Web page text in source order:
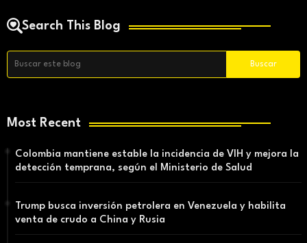
Search This Blog
Most Recent
Colombia mantiene estable la incidencia de VIH y mejora la
detección temprana, según el Ministerio de Salud
Trump busca inversión petrolera en Venezuela y habilita
venta de crudo a China y Rusia